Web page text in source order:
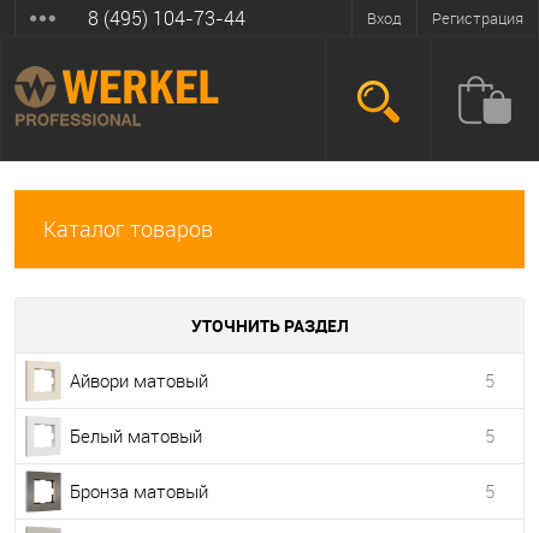
Вход Регистрация
8 (495) 104-73-44
Каталог товаров
УТОЧНИТЬ РАЗДЕЛ
Айвори матовый 5
Белый матовый 5
Бронза матовый 5